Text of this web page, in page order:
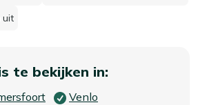
uit
te bekijken in:
Venlo